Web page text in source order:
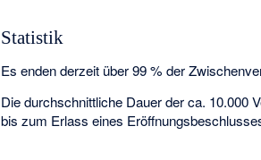
Statistik
Es enden derzeit über 99 % der
Die durchschnittliche Dauer der ca. 10.000
bis zum Erlass eines